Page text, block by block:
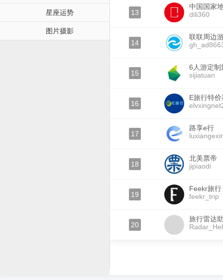
星座运势
图片摄影
13
中国国家
dili360
14
联联周边
15
6人游定制
sijiatuan
16
E旅行特
17
路享e行
18
北美票帝
jipiaodi
19
Feekr旅行
feekr_trip
20
旅行雷达